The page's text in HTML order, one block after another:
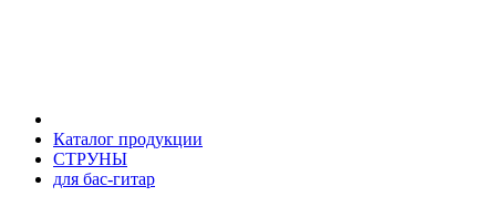
Каталог продукции
СТРУНЫ
для бас-гитар